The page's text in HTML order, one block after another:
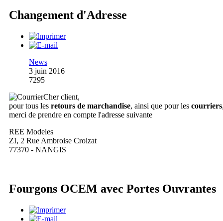
Changement d'Adresse
News
3 juin 2016
7295
Cher client,
pour tous les retours de marchandise, ainsi que pour les courriers
merci de prendre en compte l'adresse suivante
REE Modeles
ZI, 2 Rue Ambroise Croizat
77370 - NANGIS
Fourgons OCEM avec Portes Ouvrantes